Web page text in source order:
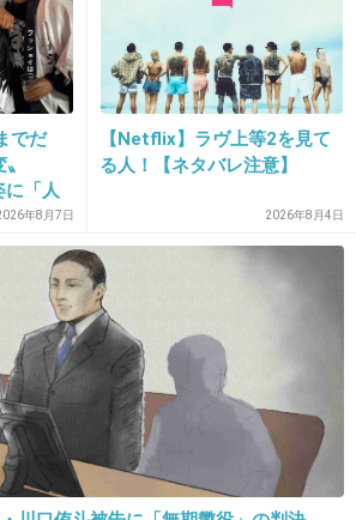
。
スってないか…？
+270 -25
辺りの住民が
+314
でたけど端の方だからマツコ
でだ
に「人
TERU
分から
年8月7日
【Netflix】ラヴ上等2を見て
る人！【ネタバレ注意】
2026年8月4日